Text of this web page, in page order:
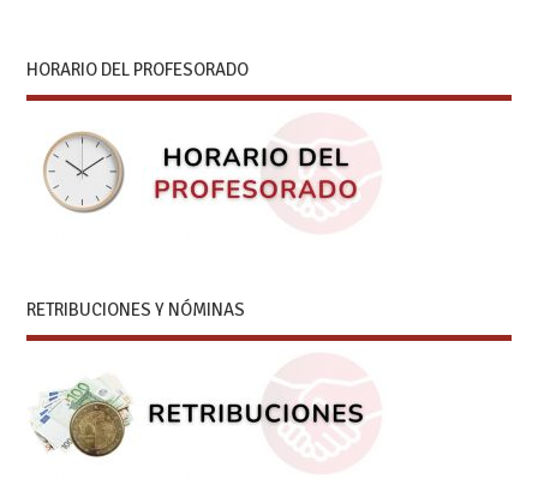
HORARIO DEL PROFESORADO
RETRIBUCIONES Y NÓMINAS